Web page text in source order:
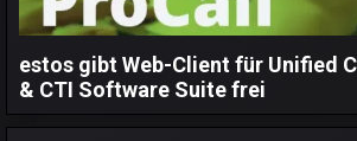
estos gibt Web-Client für Unified
& CTI Software Suite frei